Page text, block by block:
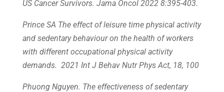
US Cancer Survivors. Jama Oncol 2022 8:395-403.
Prince SA The effect of leisure time physical activity
and sedentary behaviour on the health of workers
with different occupational physical activity
demands. 2021 Int J Behav Nutr Phys Act, 18, 100
Phuong Nguyen. The effectiveness of sedentary